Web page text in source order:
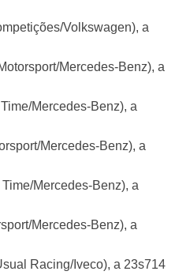
Volkswagen), a
Mercedes-Benz), a
Mercedes-Benz), a
Mercedes-Benz), a
Mercedes-Benz), a
Mercedes-Benz), a
Racing/Iveco), a 23s714